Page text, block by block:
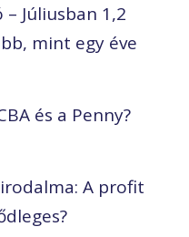
Júliusban 1,2
mint egy éve
és a Penny?
A profit